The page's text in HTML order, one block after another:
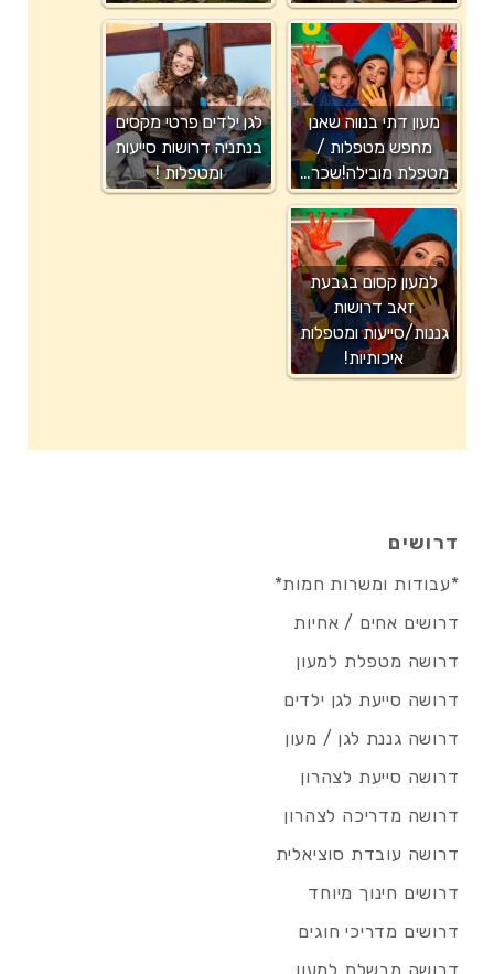
מעון דתי בנווה שאנן
מחפש מטפלות /
מטפלת מובילה!שכר…
לגן ילדים פרטי מקסים
בנתניה דרושות סייעות
ומטפלות !
למעון קסום בגבעת
זאב דרושות
גננות/סייעות ומטפלות
איכותיות!
דרושים
*עבודות ומשרות חמות*
דרושים אחים / אחיות
דרושה מטפלת למעון
דרושה סייעת לגן ילדים
דרושה גננת לגן / מעון
דרושה סייעת לצהרון
דרושה מדריכה לצהרון
דרושה עובדת סוציאלית
דרושים חינוך מיוחד
דרושים מדריכי חוגים